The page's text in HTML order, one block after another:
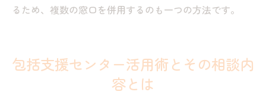
るため、複数の窓口を併用するのも一つの方法です。
包括支援センター活用術とその相談内
容とは